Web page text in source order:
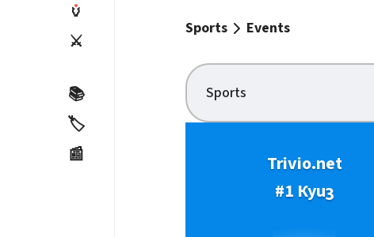
🏺
⚔️
📚
🏷️
📰
Sports Events
Sports
Trivio.net
#1 Куиз